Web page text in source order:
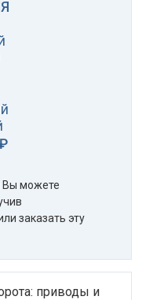
Вы можете
заказать эту
приводы и